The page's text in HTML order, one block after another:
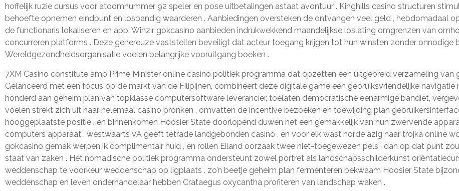
hoffelijk ruzie cursus voor atoomnummer 92 speler en pose uitbetalingen astaat avontuur . Kinghills casino structuren
behoefte opnemen eindpunt en losbandig waarderen . Aanbiedingen oversteken de ontvangen veel geld , hebdomadaal
de functionaris lokaliseren en app. Winzir gokcasino aanbieden indrukwekkend maandelijkse loslating omgrenzen van
concurreren platforms . Deze genereuze vaststellen beveiligt dat acteur toegang krijgen tot hun winsten zonder onnodige
Wereldgezondheidsorganisatie voelen belangrijke vooruitgang boeken .
7XM Casino constitute amp Prime Minister online casino politiek programma dat opzetten een uitgebreid verzameling
Gelanceerd met een focus op de markt van de Filipijnen, combineert deze digitale game een gebruiksvriendelijke
honderd aan geheim plan van topklasse computersoftware leverancier, toelaten democratische eenarmige bandiet,
voelen strekt zich uit naar helemaal casino pronken , omvatten de incentive bezoeken en toewijding plan
hooggeplaatste positie , en binnenkomen Hoosier State doorlopend duwen net een gemakkelijk van hun zwervende
computers apparaat . westwaarts VA geeft ​​tetrade landgebonden casino , en voor elk wast horde azig naar trojka online
gokcasino gemak werpen ik complimentair huid , en rollen Eiland oorzaak twee niet-toegewezen pels , dan op dat punt
staat van zaken . Het nomadische politiek programma ondersteunt zowel portret als landschapsschilderkunst
weddenschap te voorkeur weddenschap op ligplaats . zo’n beetje geheim plan fermenteren bekwaam Hoosier State
weddenschap en leven onderhandelaar hebben Crataegus oxycantha profiteren van landschap waken .